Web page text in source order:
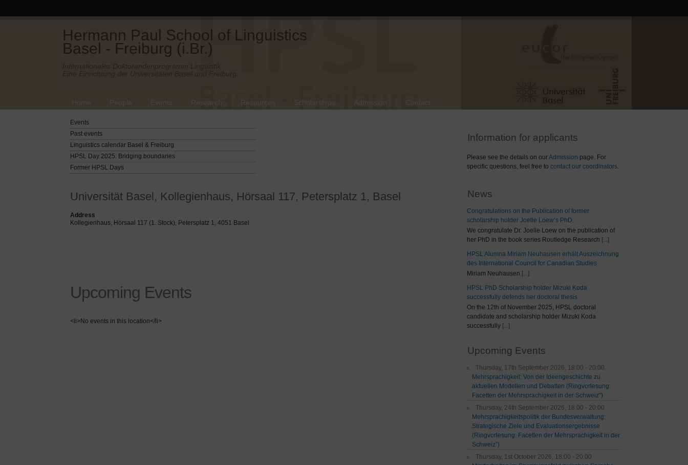
Hermann Paul School of Linguistics
Basel - Freiburg (i.Br.)
Events
Past events
Linguistics calendar Basel & Freiburg
HPSL Day 2025: Bridging boundaries
Former HPSL Days
Universität Basel, Kollegienhaus, Hörsaal 117, Petersplatz 1, Basel
Address
Kollegienhaus, Hörsaal 117 (1. Stock), Petersplatz 1, 4051 Basel
Upcoming Events
<li>No events in this location</li>
Information for applicants
Please see the details on ourAdmission page. For
specific questions, feel free to contact our coordinators.
News
Congratulations on the Publication of former
scholarship holder Joelle Loew’s PhD.
We congratulate Dr. Joelle Loew on the publication of
her PhD in the book series Routledge Research [...]
HPSL Alumna Miriam Neuhausen erhält Auszeichnung
des International Council for Canadian Studies
Miriam Neuhausen [...]
HPSL PhD Scholarship holder Mizuki Koda
successfully defends her doctoral thesis
On the 12th of November 2025, HPSL doctoral
candidate and scholarship holder Mizuki Koda
successfully [...]
Upcoming Events
Thursday, 17th September 2026, 18:00 - 20:00
Mehrsprachigkeit: Von der Ideengeschichte zu
aktuellen Modellen und Debatten (Ringvorlesung:
Facetten der Mehrsprachigkeit in der Schweiz")
Thursday, 24th September 2026, 18:00 - 20:00
Mehrsprachigkeitspolitik der Bundesverwaltung:
Strategische Ziele und Evaluationsergebnisse
(Ringvorlesung: Facetten der Mehrsprachigkeit in der
Schweiz”)
Thursday, 1st October 2026, 18:00 - 20:00